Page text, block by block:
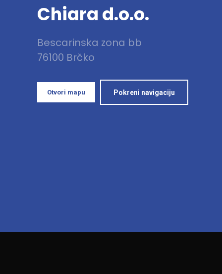
Chiara d.o.o.
Bescarinska zona bb
76100 Brčko
Otvori mapu Pokreni navigaciju